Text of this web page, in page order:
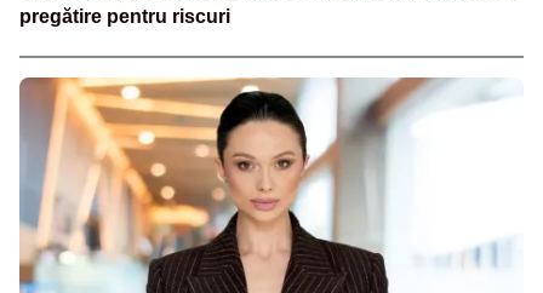
pregătire pentru riscuri